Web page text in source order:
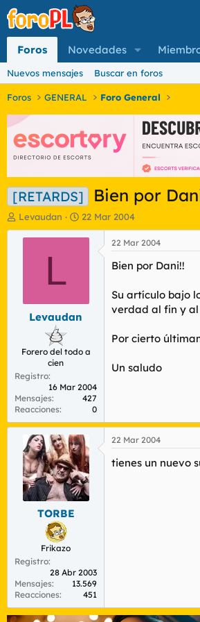
Foros Novedades
Nuevos mensajes Buscar en foros
Foros GENERAL Foro General
[RETARDS] Bien por
I
n
o
e
a
Levaudan
F
e
c
i
n
i
22 Mar 2004
L
Levaudan
Forero del todo a
cien
Registro
16 Mar 2004
Mensajes
427
Reacciones
0
22 Mar 2004
Bien por Dani!!
Su artículo bajo
verdad al fin y al
Por cierto
Un saludo
TORBE
Frikazo
Registro
28 Abr 2003
Mensajes
13.569
Reacciones
451
22 Mar 2004
tienes un nuevo